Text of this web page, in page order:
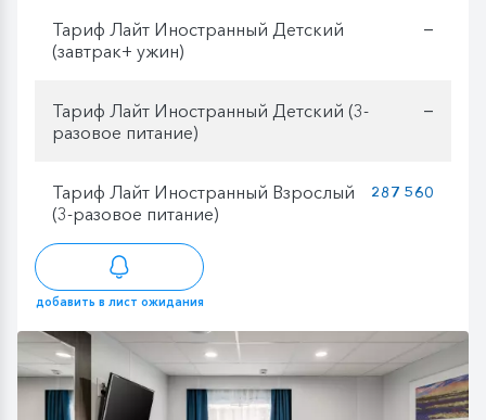
Тариф Лайт Иностранный Детский
(завтрак+ ужин)
—
Тариф Лайт Иностранный Детский (3-
разовое питание)
—
Тариф Лайт Иностранный Взрослый
(3-разовое питание)
287 560
добавить в лист ожидания